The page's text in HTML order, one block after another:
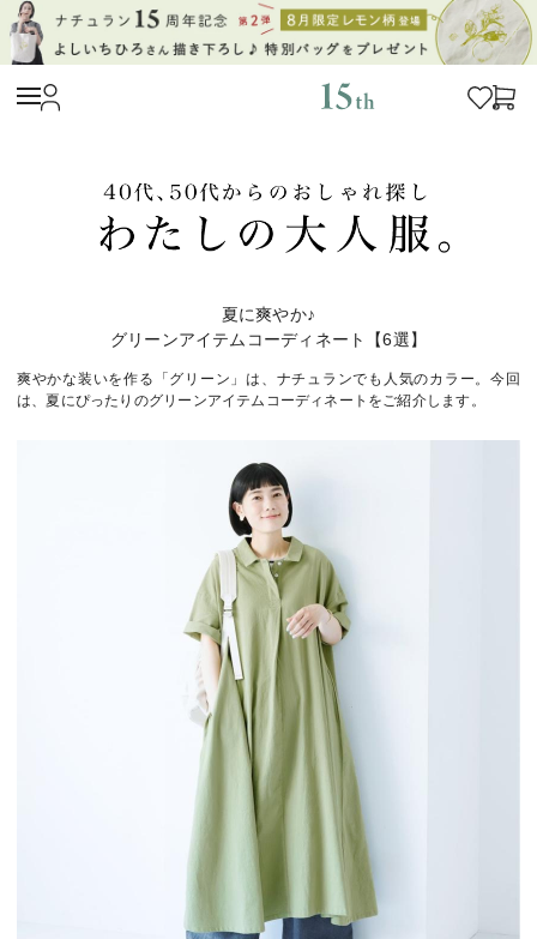
夏に爽やか♪
グリーンアイテムコーディネート【6選】
爽やかな装いを作る「グリーン」は、ナチュランでも人気のカラー。今回
は、夏にぴったりのグリーンアイテムコーディネートをご紹介します。